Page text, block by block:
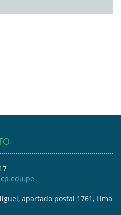
apartado postal 1761, Lima